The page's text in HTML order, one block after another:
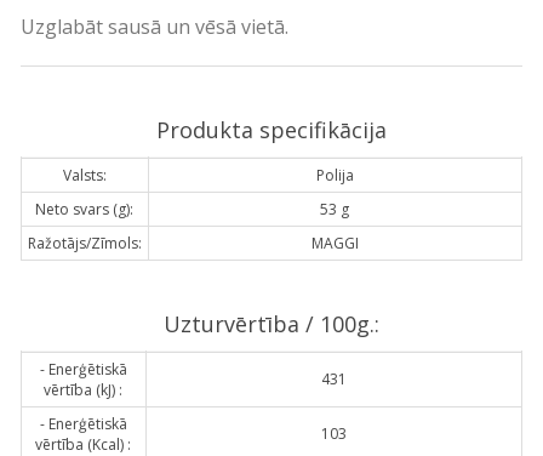
Uzglabāt sausā un vēsā vietā.
Produkta specifikācija
Valsts:
Polija
Neto svars (g):
53 g
Ražotājs/Zīmols:
MAGGI
Uzturvērtība / 100g.:
- Enerģētiskā
vērtība (kJ) :
431
- Enerģētiskā
vērtība (Kcal) :
103